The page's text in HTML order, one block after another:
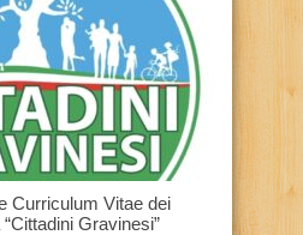
Curriculum Vitae dei
Gravinesi”